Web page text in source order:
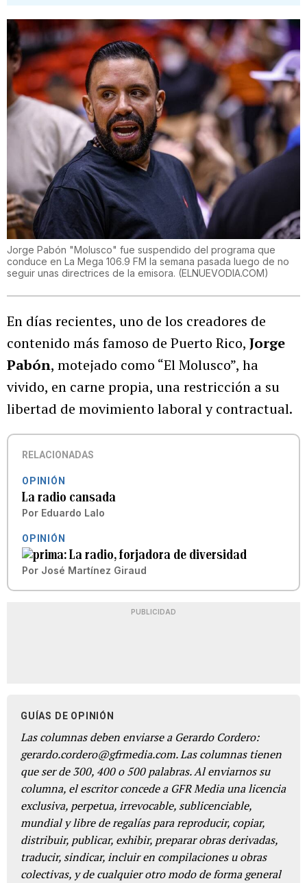
Jorge Pabón "Molusco" fue suspendido del programa que
conduce en La Mega 106.9 FM la semana pasada luego de no
seguir unas directrices de la emisora. (ELNUEVODIA.COM)
En días recientes, uno de los creadores de
contenido más famoso de Puerto Rico, Jorge
Pabón, motejado como “El Molusco”, ha
vivido, en carne propia, una restricción a su
libertad de movimiento laboral y contractual.
RELACIONADAS
OPINIÓN
La radio cansada
Por Eduardo Lalo
OPINIÓN
La radio, forjadora de diversidad
Por José Martínez Giraud
PUBLICIDAD
GUÍAS DE OPINIÓN
Las columnas deben enviarse a Gerardo Cordero:
gerardo.cordero@gfrmedia.com. Las columnas tienen
que ser de 300, 400 o 500 palabras. Al enviarnos su
columna, el escritor concede a GFR Media una licencia
exclusiva, perpetua, irrevocable, sublicenciable,
mundial y libre de regalías para reproducir, copiar,
distribuir, publicar, exhibir, preparar obras derivadas,
traducir, sindicar, incluir en compilaciones u obras
colectivas, y de cualquier otro modo de forma general